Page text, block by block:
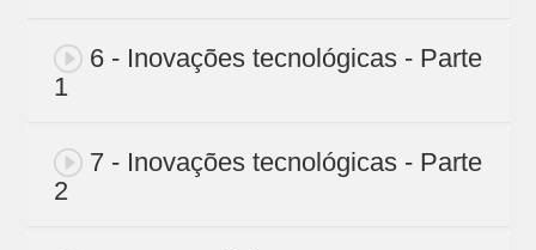
6 - Inovações tecnológicas - Parte
1
7 - Inovações tecnológicas - Parte
2